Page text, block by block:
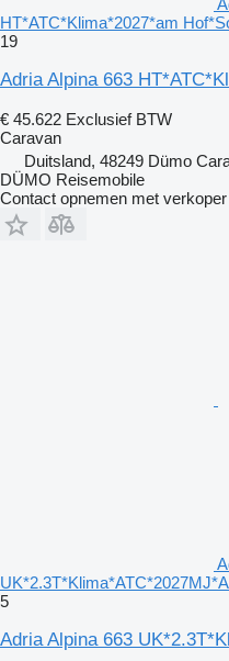
HT*ATC*Klima*2027*am
19
Adria Alpina 663
€ 45.622 Exclusief BTW
Caravan
Duitsland, 48249 Dümo
DÜMO Reisemobile
Contact opnemen met verkoper
5
Adria Alpina 663